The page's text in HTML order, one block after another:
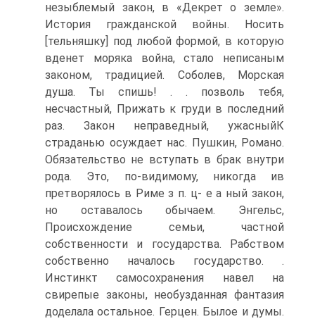
незыблемый закон, в «Декрет о земле».
История гражданской войны. Носить
[тельняшку] под любой формой, в которую
вденет моряка война, стало неписаным
законом, традицией. Соболев, Морская
душа. Ты спишь! . . позволь тебя,
несчастный, Прижать к груди в последний
раз. Закон неправедный, ужасныйК
страданью осуждает нас. Пушкин, Романо.
Обязательство не вступать в брак внутри
рода. Это, по-видимому, никогда ив
претворялось в Риме з п. ц- е а ный закон,
но оставалось обычаем. Энгельс,
Происхождение семьи, частной
собственности и государства. Рабством
собственно началось государство. .
Инстинкт самосохранения навел на
свирепые законы, необузданная фантазия
доделала остальное. Герцен. Былое и думы.